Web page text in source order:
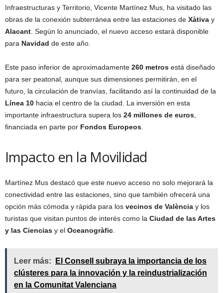
Infraestructuras y Territorio, Vicente Martínez Mus, ha visitado las
obras de la conexión subterránea entre las estaciones de Xàtiva y
Alacant . Según lo anunciado, el nuevo acceso estará disponible
para Navidad de este año.
Este paso inferior de aproximadamente 260 metros está diseñado
para ser peatonal, aunque sus dimensiones permitirán, en el
futuro, la circulación de tranvías, facilitando así la continuidad de la
Línea 10 hacia el centro de la ciudad. La inversión en esta
importante infraestructura supera los 24 millones de euros
financiada en parte por Fondos Europeos
Impacto en la Movilidad
Martínez Mus destacó que este nuevo acceso no solo mejorará la
conectividad entre las estaciones, sino que también ofrecerá una
opción más cómoda y rápida para los vecinos de València y los
turistas que visitan puntos de interés como la Ciudad de las Artes
y las Ciencias y el Oceanogràfic
Leer más:
El Consell subraya la importancia de los
clústeres para la innovación y la reindustrialización
en la Comunitat Valenciana